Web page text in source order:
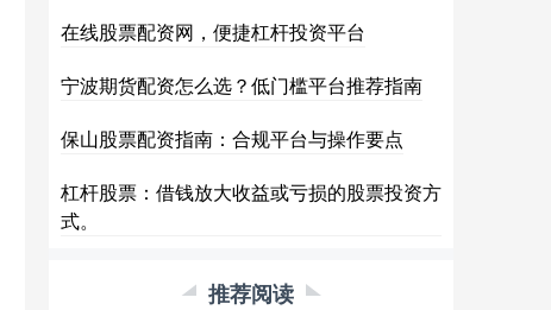
在线股票配资网，便捷杠杆投资平台
宁波期货配资怎么选？低门槛平台推荐指南
保山股票配资指南：合规平台与操作要点
杠杆股票：借钱放大收益或亏损的股票投资方
式。
推荐阅读